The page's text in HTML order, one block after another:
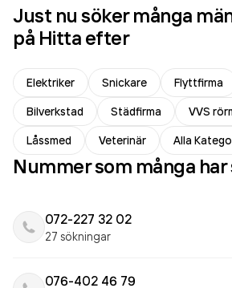
Just nu söker många
på Hitta efter
Elektriker Snickare Flyttfirma
Bilverkstad
Städfirma
VVS
Låssmed
Veterinär Alla
Nummer som många har
072-227 32 02
27 sökningar
076-402 46 79